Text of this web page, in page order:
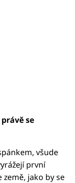
se
všude
první
jako by se